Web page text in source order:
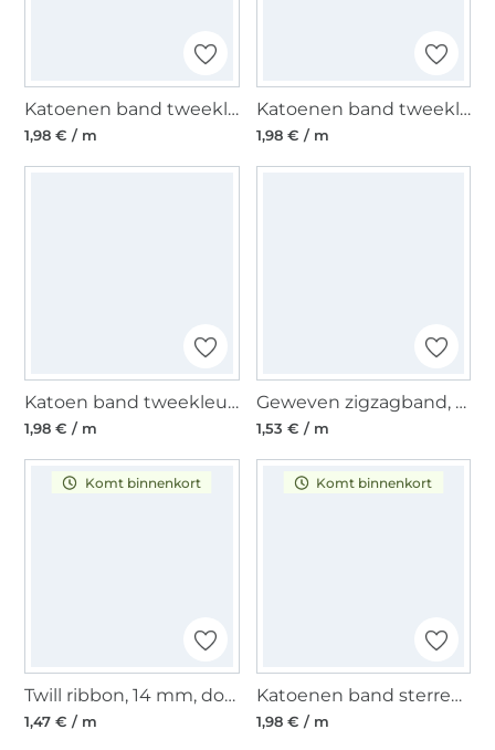
Katoenen band tweekleurig sterren, lichtgroen
1,98 € / m
Katoenen band tweekleurig sterren, rood
1,98 € / m
Katoen band tweekleurig sterren, donkerblauw
1,98 € / m
Geweven zigzagband, 10 mm, zwart
1,53 € / m
Komt binnenkort
Twill ribbon, 14 mm, donker blauw
1,47 € / m
Komt binnenkort
Katoenen band sterren, fuchsiaroze
1,98 € / m